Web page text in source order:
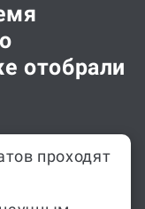
отобрали
проходят